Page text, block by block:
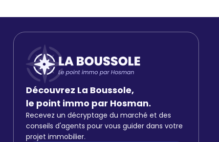
Découvrez La Boussole,
le point immo par Hosman.
Recevez un décryptage du marché et des
conseils d'agents pour vous guider dans votre
projet immobilier.